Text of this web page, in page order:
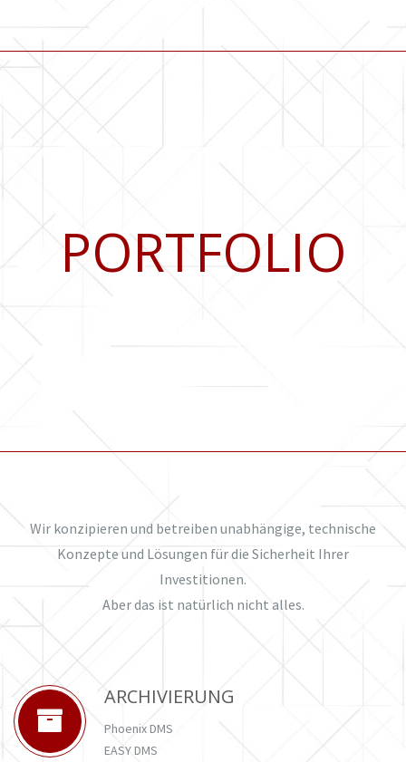
PORTFOLIO
Wir konzipieren und betreiben unabhängige, technische
Konzepte und Lösungen für die Sicherheit Ihrer
Investitionen.
Aber das ist natürlich nicht alles.
ARCHIVIERUNG
Phoenix DMS
EASY DMS